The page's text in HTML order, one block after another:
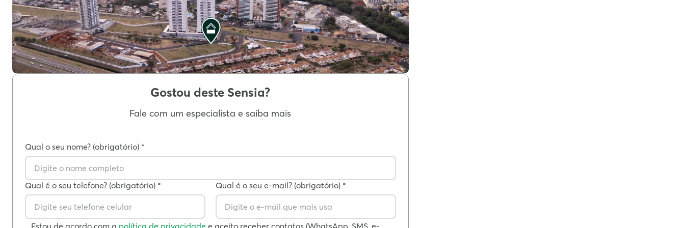
Gostou deste Sensia?
Fale com um especialista e saiba mais
Qual o seu nome? (obrigatório) *
Qual é o seu telefone? (obrigatório) * Qual é o seu e-mail? (obrigatório) *
Estou de acordo com a política de privacidade e aceito receber contatos (WhatsApp, SMS, e-